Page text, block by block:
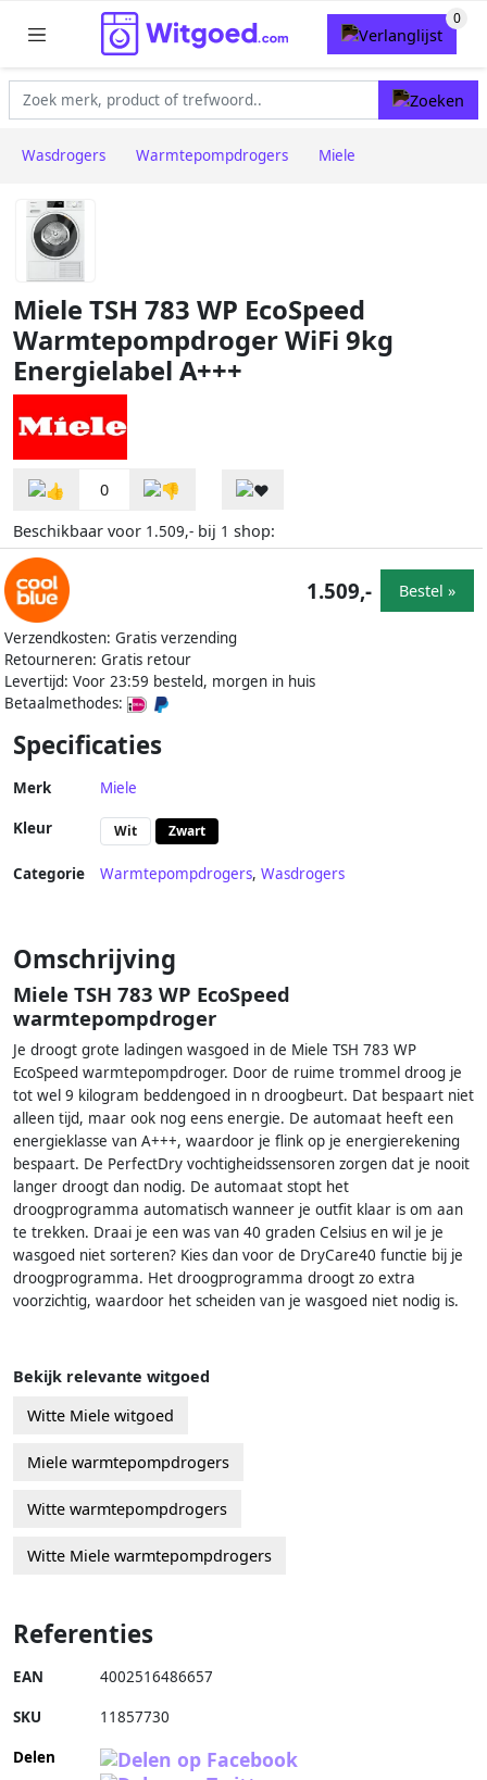
Wasdrogers Warmtepompdrogers Miele
Miele TSH 783 WP EcoSpeed
Warmtepompdroger WiFi 9kg
Energielabel A+++
0
Beschikbaar voor 1.509,- bij 1 shop:
Verzendkosten: Gratis verzending
Retourneren: Gratis retour
Levertijd: Voor 23:59 besteld, morgen in huis
Betaalmethodes:
1.509,- Bestel »
Specificaties
Merk Miele
Kleur Wit Zwart
Categorie Warmtepompdrogers, Wasdrogers
Omschrijving
Miele TSH 783 WP EcoSpeed
warmtepompdroger
Je droogt grote ladingen wasgoed in de Miele TSH 783 WP
EcoSpeed warmtepompdroger. Door de ruime trommel droog je
tot wel 9 kilogram beddengoed in n droogbeurt. Dat bespaart niet
alleen tijd, maar ook nog eens energie. De automaat heeft een
energieklasse van A+++, waardoor je flink op je energierekening
bespaart. De PerfectDry vochtigheidssensoren zorgen dat je nooit
langer droogt dan nodig. De automaat stopt het
droogprogramma automatisch wanneer je outfit klaar is om aan
te trekken. Draai je een was van 40 graden Celsius en wil je je
wasgoed niet sorteren? Kies dan voor de DryCare40 functie bij je
droogprogramma. Het droogprogramma droogt zo extra
voorzichtig, waardoor het scheiden van je wasgoed niet nodig is.
Bekijk relevante witgoed
Witte Miele witgoed
Miele warmtepompdrogers
Witte warmtepompdrogers
Witte Miele warmtepompdrogers
Referenties
EAN 4002516486657
SKU 11857730
Delen